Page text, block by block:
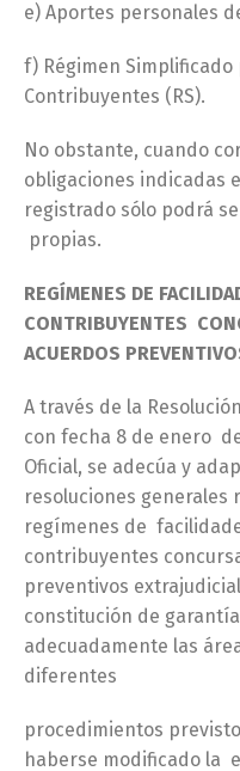
e) Aportes personales
f) Régimen Simplificado
Contribuyentes (RS).
No obstante, cuando
obligaciones indicadas
registrado sólo podrá
propias.
REGÍMENES DE
CONTRIBUYENTES
ACUERDOS
A través de la
con fecha 8 de enero
Oficial, se adecúa y
resoluciones generales
regímenes de
contribuyentes
preventivos
constitución de
adecuadamente las
diferentes
procedimientos
haberse modificado la